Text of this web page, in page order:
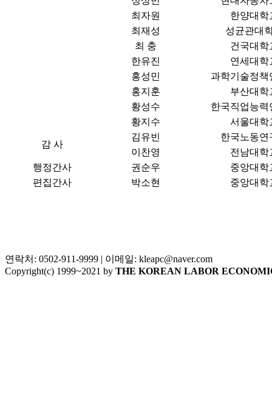
최자원
한양대학
최재성
성균관대
최 충
건국대학
한유진
연세대학
홍성민
과학기술정책
홍지훈
부산대학
황성수
한국직업능력
황지수
서울대학
감 사
김유빈
한국노동연
이찬영
전남대학
행정간사
권순우
중앙대학
편집간사
박소현 중앙대학
연락처: 0502-911-9999 | 이메일: kleapc@naver.com
Copyright(c) 1999~2021 by THE KOREAN LABOR